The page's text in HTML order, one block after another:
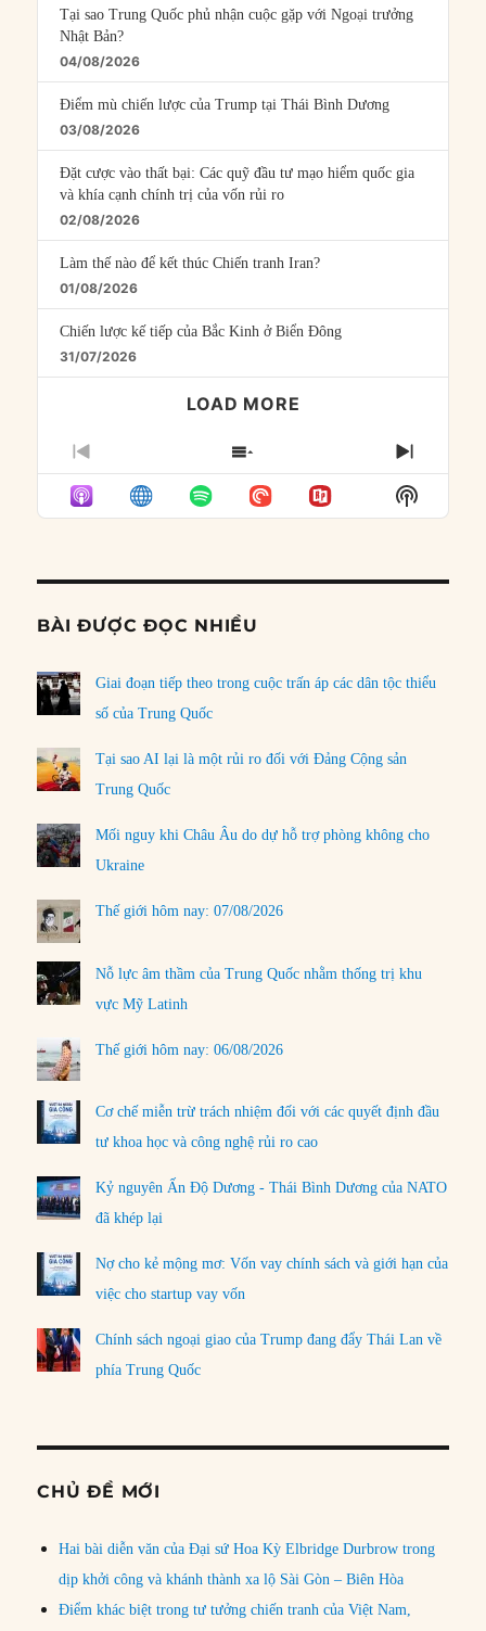
Tại sao Trung Quốc phủ nhận cuộc gặp với Ngoại trưởng
Nhật Bản?
04/08/2026
Điểm mù chiến lược của Trump tại Thái Bình Dương
03/08/2026
Đặt cược vào thất bại: Các quỹ đầu tư mạo hiểm quốc gia
và khía cạnh chính trị của vốn rủi ro
02/08/2026
Làm thế nào để kết thúc Chiến tranh Iran?
01/08/2026
Chiến lược kế tiếp của Bắc Kinh ở Biển Đông
31/07/2026
LOAD MORE
PREVIOUS
EPISODE
SHOW
EPISODES
LIST
NEXT
Show
Podcast
BÀI ĐƯỢC ĐỌC NHIỀU
Giai đoạn tiếp theo trong cuộc trấn áp các dân tộc thiểu
số của Trung Quốc
Tại sao AI lại là một rủi ro đối với Đảng Cộng sản
Trung Quốc
Mối nguy khi Châu Âu do dự hỗ trợ phòng không cho
Ukraine
Thế giới hôm nay: 07/08/2026
Nỗ lực âm thầm của Trung Quốc nhằm thống trị khu
vực Mỹ Latinh
Thế giới hôm nay: 06/08/2026
Cơ chế miễn trừ trách nhiệm đối với các quyết định đầu
tư khoa học và công nghệ rủi ro cao
Kỷ nguyên Ấn Độ Dương - Thái Bình Dương của NATO
đã khép lại
Nợ cho kẻ mộng mơ: Vốn vay chính sách và giới hạn của
việc cho startup vay vốn
Chính sách ngoại giao của Trump đang đẩy Thái Lan về
phía Trung Quốc
CHỦ ĐỀ MỚI
Hai bài diễn văn của Đại sứ Hoa Kỳ Elbridge Durbrow trong
dịp khởi công và khánh thành xa lộ Sài Gòn – Biên Hòa
Điểm khác biệt trong tư tưởng chiến tranh của Việt Nam,